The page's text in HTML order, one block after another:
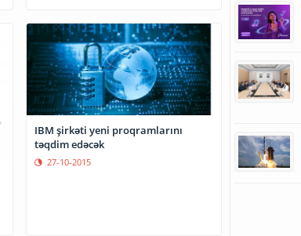
IBM şirkəti yeni proqramlarını
təqdim edəcək
27-10-2015